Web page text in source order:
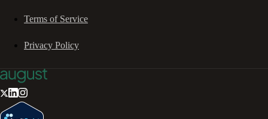
Terms of Service
Privacy Policy